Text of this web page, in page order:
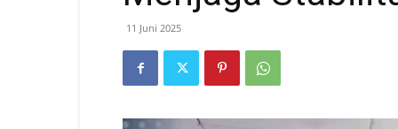
11 Juni 2025